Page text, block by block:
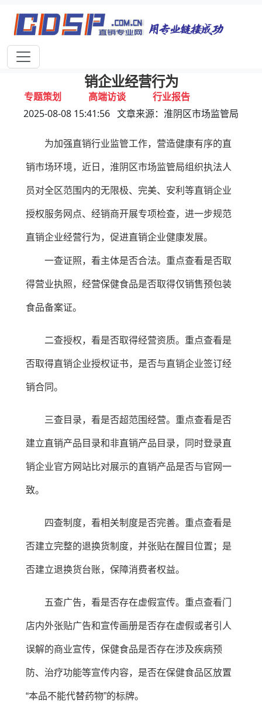
首页 独家报道 行业动态
企业资讯
专题策划 高端访谈 行业报告
聚焦七项检查重点！该地市监局规范直
销企业经营行为
2025-08-08 15:41:56 文章来源：淮阴区市场监管局
为加强直销行业监管工作，营造健康有序的直
销市场环境，近日，淮阴区市场监管局组织执法人
员对全区范围内的无限极、完美、安利等直销企业
授权服务网点、经销商开展专项检查，进一步规范
直销企业经营行为，促进直销企业健康发展。
一查证照，看主体是否合法。重点查看是否取
得营业执照，经营保健食品是否取得仅销售预包装
食品备案证。
二查授权，看是否取得经营资质。重点查看是
否取得直销企业授权证书，是否与直销企业签订经
销合同。
三查目录，看是否超范围经营。重点查看是否
建立直销产品目录和非直销产品目录，同时登录直
销企业官方网站比对展示的直销产品是否与官网一
致。
四查制度，看相关制度是否完善。重点查看是
否建立完整的退换货制度，并张贴在醒目位置；是
否建立退换货台账，保障消费者权益。
五查广告，看是否存在虚假宣传。重点查看门
店内外张贴广告和宣传画册是否存在虚假或者引人
误解的商业宣传，保健食品是否存在涉及疾病预
防、治疗功能等宣传内容，是否在保健食品区放置
“本品不能代替药物”的标牌。